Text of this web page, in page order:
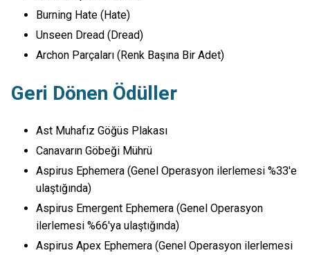
Burning Hate (Hate)
Unseen Dread (Dread)
Archon Parçaları (Renk Başına Bir Adet)
Geri Dönen Ödüller
Ast Muhafız Göğüs Plakası
Canavarın Göbeği Mührü
Aspirus Ephemera (Genel Operasyon ilerlemesi %33'e
ulaştığında)
Aspirus Emergent Ephemera (Genel Operasyon
ilerlemesi %66'ya ulaştığında)
Aspirus Apex Ephemera (Genel Operasyon ilerlemesi